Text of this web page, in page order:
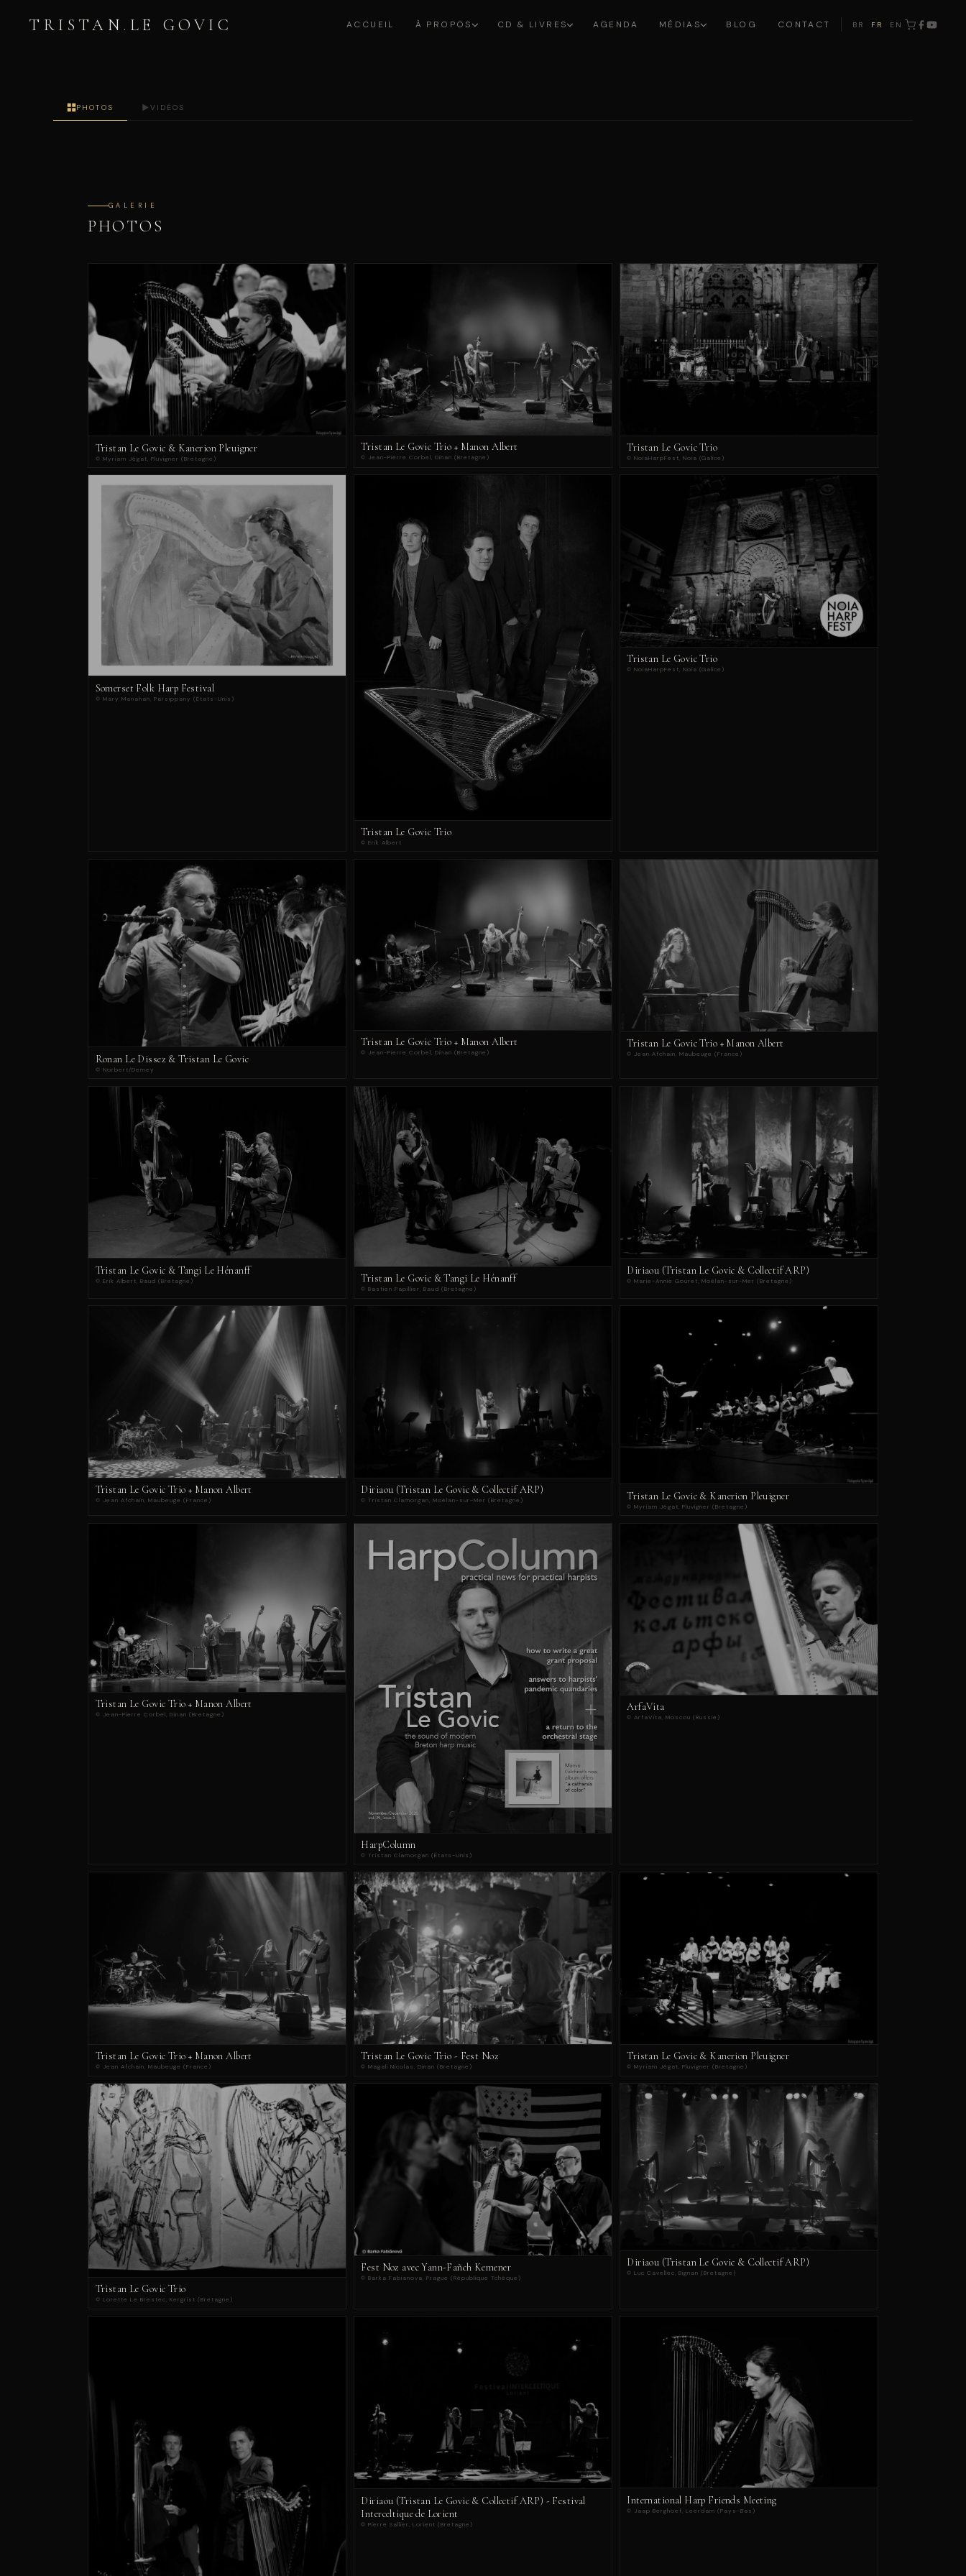
TRISTAN . LE GOVIC ACCUEIL À PROPOS CD & LIVRES AGENDA MÉDIAS BLOG CONTACT BR FR EN
PHOTOS VIDÉOS
GALERIE
PHOTOS
Tristan Le Govic & Kanerion Pleuigner
© Myriam Jégat, Pluvigner (Bretagne)
Tristan Le Govic Trio + Manon Albert
© Jean-Pierre Corbel, Dinan (Bretagne)
Tristan Le Govic Trio
© NoiaHarpFest, Noia (Galice)
Somerset Folk Harp Festival
© Mary Manahan, Parsippany (États-Unis)
Tristan Le Govic Trio
© Erik Albert
Tristan Le Govic Trio
© NoiaHarpFest, Noia (Galice)
Ronan Le Dissez & Tristan Le Govic
© Norbert/Demey
Tristan Le Govic Trio + Manon Albert
© Jean-Pierre Corbel, Dinan (Bretagne)
Tristan Le Govic Trio + Manon Albert
© Jean Afchain, Maubeuge (France)
Tristan Le Govic & Tangi Le Hénanff
© Erik Albert, Baud (Bretagne) Tristan Le Govic & Tangi Le Hénanff
© Bastien Papillier, Baud (Bretagne)
Diriaou (Tristan Le Govic & Collectif ARP)
© Marie-Annie Gouret, Moëlan-sur-Mer (Bretagne)
Tristan Le Govic Trio + Manon Albert
© Jean Afchain, Maubeuge (France)
Diriaou (Tristan Le Govic & Collectif ARP)
© Tristan Clamorgan, Moëlan-sur-Mer (Bretagne) Tristan Le Govic & Kanerion Pleuigner
© Myriam Jégat, Pluvigner (Bretagne)
Tristan Le Govic Trio + Manon Albert
© Jean-Pierre Corbel, Dinan (Bretagne)
HarpColumn
© Tristan Clamorgan (États-Unis)
ArfaVita
© ArfaVita, Moscou (Russie)
Tristan Le Govic Trio + Manon Albert
© Jean Afchain, Maubeuge (France)
Tristan Le Govic Trio - Fest Noz
© Magali Nicolas, Dinan (Bretagne)
Tristan Le Govic & Kanerion Pleuigner
© Myriam Jégat, Pluvigner (Bretagne)
Tristan Le Govic Trio
© Lorette Le Brestec, Kergrist (Bretagne)
Fest Noz avec Yann-Fañch Kemener
© Barka Fabianova, Prague (République Tchèque)
Diriaou (Tristan Le Govic & Collectif ARP)
© Luc Cavellec, Bignan (Bretagne)
Diriaou (Tristan Le Govic & Collectif ARP) - Festival
Interceltique de Lorient
© Pierre Sallier, Lorient (Bretagne)
International Harp Friends Meeting
© Jaap Berghoef, Leerdam (Pays-Bas)